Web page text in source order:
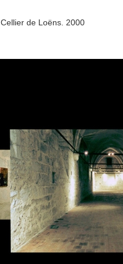
Cellier de Loëns. 2000